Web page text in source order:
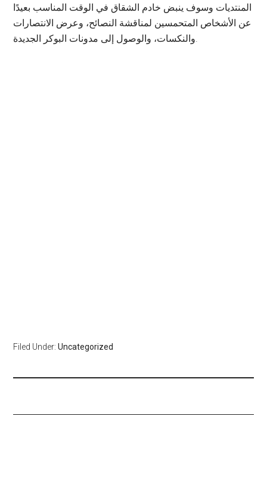
المنتديات وسوف ينبض خادم الشقاق في الوقت المناسب بعيدًا
عن الأشخاص المتحمسين لمناقشة النصائح، وعرض الانتصارات
والنكسات، والوصول إلى مدونات البوكر الجديدة.
Filed Under:Uncategorized